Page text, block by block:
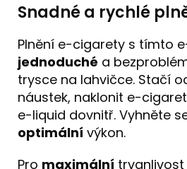
Snadné a rychlé
Plnění e-cigarety s tímto
jednoduché a
trysce na lahvičce. Stačí
náustek, naklonit e-
e-liquid dovnitř. Vyhněte
optimální výkon.
Pro maximální